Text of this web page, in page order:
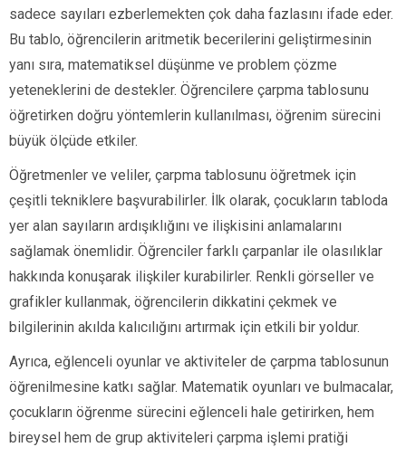
sadece sayıları ezberlemekten çok daha fazlasını ifade eder.
Bu tablo, öğrencilerin aritmetik becerilerini geliştirmesinin
yanı sıra, matematiksel düşünme ve problem çözme
yeteneklerini de destekler. Öğrencilere çarpma tablosunu
öğretirken doğru yöntemlerin kullanılması, öğrenim sürecini
büyük ölçüde etkiler.
Öğretmenler ve veliler, çarpma tablosunu öğretmek için
çeşitli tekniklere başvurabilirler. İlk olarak, çocukların tabloda
yer alan sayıların ardışıklığını ve ilişkisini anlamalarını
sağlamak önemlidir. Öğrenciler farklı çarpanlar ile olasılıklar
hakkında konuşarak ilişkiler kurabilirler. Renkli görseller ve
grafikler kullanmak, öğrencilerin dikkatini çekmek ve
bilgilerinin akılda kalıcılığını artırmak için etkili bir yoldur.
Ayrıca, eğlenceli oyunlar ve aktiviteler de çarpma tablosunun
öğrenilmesine katkı sağlar. Matematik oyunları ve bulmacalar,
çocukların öğrenme sürecini eğlenceli hale getirirken, hem
bireysel hem de grup aktiviteleri çarpma işlemi pratiği